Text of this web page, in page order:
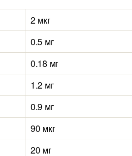
2 мкг
0.5 мг
0.18 мг
1.2 мг
0.9 мг
90 мкг
20 мг